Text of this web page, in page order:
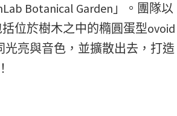
Botanical Garden」。團隊以
位於樹木之中的橢圓蛋型ovoid
亮與音色，並擴散出去，打造